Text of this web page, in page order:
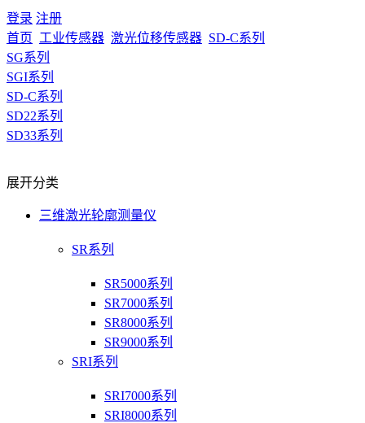
登录 注册
首页 工业传感器 激光位移传感器 SD-C系列
SG系列
SGI系列
SD-C系列
SD22系列
SD33系列
展开分类
三维激光轮廓测量仪
SR系列
SR5000系列
SR7000系列
SR8000系列
SR9000系列
SRI系列
SRI7000系列
SRI8000系列